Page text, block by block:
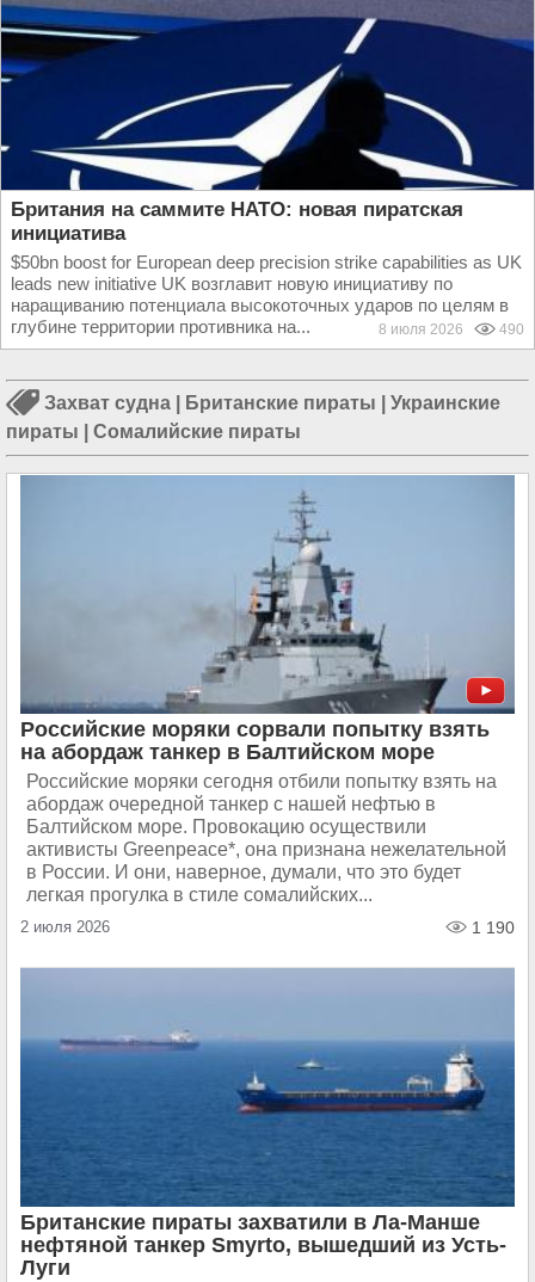
Британия на саммите НАТО: новая пиратская
инициатива
$50bn boost for European deep precision strike capabilities as UK
leads new initiative UK возглавит новую инициативу по
наращиванию потенциала высокоточных ударов по целям в
глубине территории противника на...
8 июля 2026 490
Захват судна Британские пираты
Украинские
пираты
Сомалийские пираты
Российские моряки сорвали попытку взять
на абордаж танкер в Балтийском море
Российские моряки сегодня отбили попытку взять на
абордаж очередной танкер с нашей нефтью в
Балтийском море. Провокацию осуществили
активисты Greenpeace*, она признана нежелательной
в России. И они, наверное, думали, что это будет
легкая прогулка в стиле сомалийских...
2 июля 2026 1 190
Британские пираты захватили в Ла-Манше
нефтяной танкер Smyrto, вышедший из Усть-
Луги